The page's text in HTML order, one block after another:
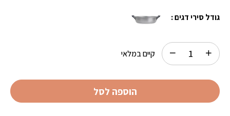
גודל סירי דגים :
קיים במלאי
הוספה לסל